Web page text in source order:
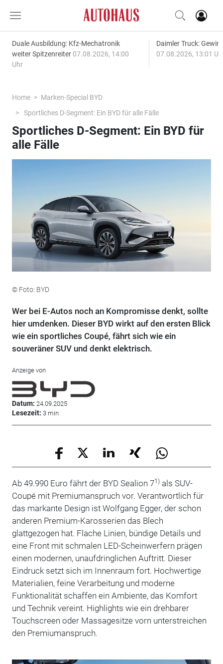
Duale Ausbildung: Kfz-Mechatronik
weiter Spitzenreiter 07.08.2026, 14:00
Uhr
Daimler Truck:
07.08.2026, 13:01
Home
Marken-Special BYD
Sportliches D-Segment: Ein BYD für alle Fälle
Sportliches D-Segment: Ein BYD für
alle Fälle
© Foto: BYD
Wer bei E-Autos noch an Kompromisse denkt, sollte
hier umdenken. Dieser BYD wirkt auf den ersten Blick
wie ein sportliches Coupé, fährt sich wie ein
souveräner SUV und denkt elektrisch.
Anzeige von
Datum: 24.09.2025
Lesezeit: 3 min
Ab 49.990 Euro fährt der BYD Sealion 71)als SUV-
Coupé mit Premiumanspruch vor. Verantwortlich für
das markante Design ist Wolfgang Egger, der schon
anderen Premium-Karosserien das Blech
glattgezogen hat. Flache Linien, bündige Details und
eine Front mit schmalen LED-Scheinwerfern prägen
einen modernen, unaufdringlichen Auftritt. Dieser
Eindruck setzt sich im Innenraum fort. Hochwertige
Materialien, feine Verarbeitung und moderne
Funktionalität schaffen ein Ambiente, das Komfort
und Technik vereint. Highlights wie ein drehbarer
Touchscreen oder Massagesitze vorn unterstreichen
den Premiumanspruch.